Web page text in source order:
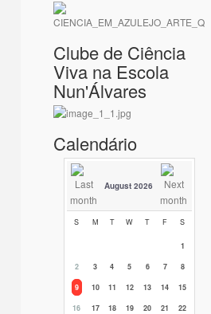
Clube de Ciência
Viva na Escola
Nun'Álvares
Calendário
August 2026
S M T W T F S
1
2
3 4 5 6 7
8
9
10 11 12 13 14
15
16
17 18 19 20 21
22